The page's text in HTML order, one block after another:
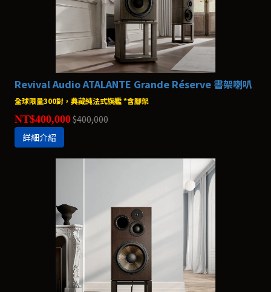
Revival Audio ATALANTE Grande Réserve 書架喇叭
全球限量300對，典藏純法式旗艦 *含腳架
NT$400,000$400,000
詳細介紹